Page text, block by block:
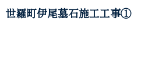
世羅町伊尾墓石施工工事①